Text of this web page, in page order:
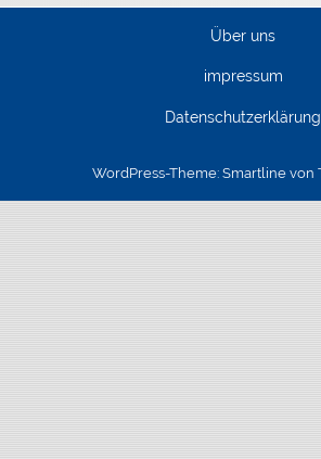
Über uns
impressum
Datenschutzerklärung
WordPress-Theme: Smartline von